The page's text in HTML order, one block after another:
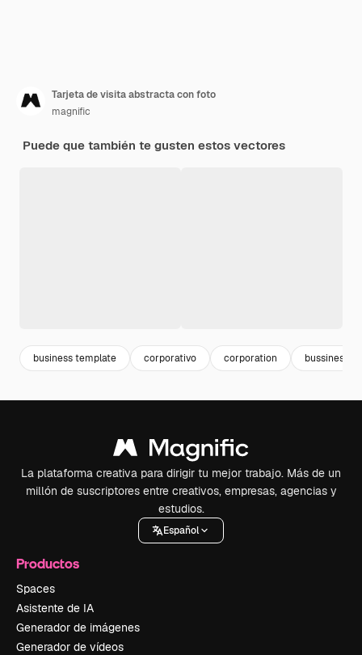
Tarjeta de visita abstracta con foto
magnific
Puede que también te gusten estos vectores
business template corporativo corporation bussines
La plataforma creativa para dirigir tu mejor trabajo. Más de un
millón de suscriptores entre creativos, empresas, agencias y
estudios.
Español
Productos
Spaces
Asistente de IA
Generador de imágenes
Generador de vídeos